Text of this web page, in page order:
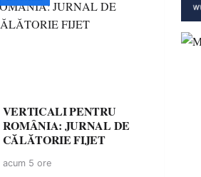
VERTICALI PENTRU
ROMÂNIA: JURNAL DE
CĂLĂTORIE FIJET
acum 5 ore